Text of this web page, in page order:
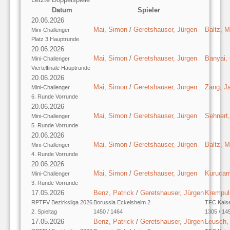
Datum
Spieler
20.06.2026
Mini-Challenger
Platz 3 Hauptrunde
Mai, Simon / Geretshauser, Jürgen Baltz,
20.06.2026
Mini-Challenger
Viertelfinale Hauptrunde
Mai, Simon / Geretshauser, Jürgen Banyai,
20.06.2026
Mini-Challenger
6. Runde Vorrunde
Mai, Simon / Geretshauser, Jürgen Zang,
20.06.2026
Mini-Challenger
5. Runde Vorrunde
Mai, Simon / Geretshauser, Jürgen
20.06.2026
Mini-Challenger
4. Runde Vorrunde
Mai, Simon / Geretshauser, Jürgen Baltz,
20.06.2026
Mini-Challenger
3. Runde Vorrunde
Mai, Simon / Geretshauser, Jürgen
17.05.2026
RPTFV Bezirksliga 2026
2. Spieltag
Benz, Patrick / Geretshauser, Jürgen
Borussia Eckelsheim 2
1450 / 1464
TFC
1305 /
17.05.2026 Benz, Patrick / Geretshauser, Jürgen